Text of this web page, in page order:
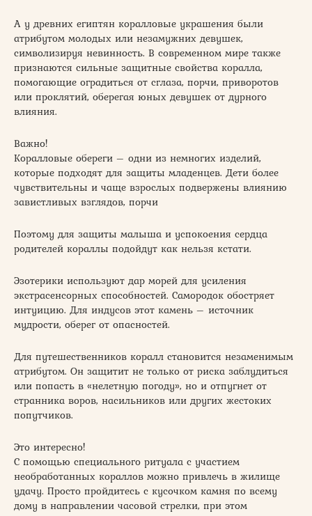
А у древних египтян коралловые украшения были
атрибутом молодых или незамужних девушек,
символизируя невинность. В современном мире также
признаются сильные защитные свойства коралла,
помогающие оградиться от сглаза, порчи, приворотов
или проклятий, оберегая юных девушек от дурного
влияния.
Важно!
Коралловые обереги – одни из немногих изделий,
которые подходят для защиты младенцев. Дети более
чувствительны и чаще взрослых подвержены влиянию
завистливых взглядов, порчи
Поэтому для защиты малыша и успокоения сердца
родителей кораллы подойдут как нельзя кстати.
Эзотерики используют дар морей для усиления
экстрасенсорных способностей. Самородок обостряет
интуицию. Для индусов этот камень – источник
мудрости, оберег от опасностей.
Для путешественников коралл становится незаменимым
атрибутом. Он защитит не только от риска заблудиться
или попасть в «нелетную погоду», но и отпугнет от
странника воров, насильников или других жестоких
попутчиков.
Это интересно!
С помощью специального ритуала с участием
необработанных кораллов можно привлечь в жилище
удачу. Просто пройдитесь с кусочком камня по всему
дому в направлении часовой стрелки, при этом